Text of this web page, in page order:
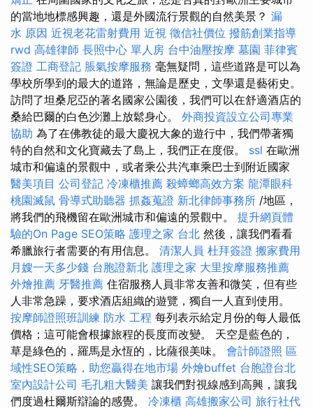
的當地地標感興趣，還是外國流行景觀的自然美景？ 漏
水 原因 近視老花雷射費用 近視 徵信社價位 撥筋創業指導
rwd 高雄律師 長照中心 單人房 台中油壓按摩 墓園 菲律賓
簽證 工商登記 脹氣按摩服務 毫無疑問，這些道路是可以為
學校所學到的最大的道路，無論是歷史，文學還是藝術史。
訪問了坦桑尼亞的著名國家公園後，我們可以在舒適酒店的
桑給巴爾的白色沙灘上放鬆身心。 外商投資設立公司專業
協助 為了在佛教徒的最大慶祝大象的遊行中，我們帶著獨
特的自然和文化寶藏去了島上，我們正在度假。 ssl 在歐洲
城市和偏遠的景觀中，或者乘公共汽車乘巴士到附近國家
醫美項目 公司登記 冷凍櫃推薦 殺蟑螂高效方案 龍潭眼科
桃園滅鼠 骨導式助聽器 抓姦蒐證 新北律師事務所 /地區，
將我們的飛機留在歐洲城市和偏遠的景觀中。 提升網頁體
驗的On Page SEO策略 護理之家 台北 然後，讓我們看看
希臘旅行者需要的有用信息。 清潔人員 杜拜簽證 搬家費用
月嫂一天多少錢 台胞證新北 護理之家 大里按摩服務推薦
外燴推薦 牙醫推薦 住宿服務人員非常友善和微笑，但有些
人非常急躁，要求酒店組織的遊覽，獨自一人直到使用。
按摩師證照班訓練 防水 工程 每列表示給定月份的每人最低
價格；這可能會根據旅程的長度而改變。 天空是藍色的，
草是綠色的，羅馬是永恆的，比薩很美味。 會計師證照 區
域性SEO策略，助您贏得在地市場 外燴buffet 台胞證台北
室內設計公司 毛孔粗大醫美 讓我們對視線感到高興，讓我
們度過杜爾斯辯論的感覺。 冷凍櫃 高雄搬家公司 旅行社代